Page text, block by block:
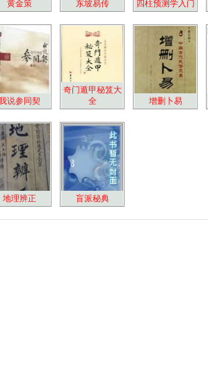
黄金策 东坡易传 四柱预测学入门
说参同契
奇门遁甲秘笈大
全
增删卜易
地理辨正 盲派秘典